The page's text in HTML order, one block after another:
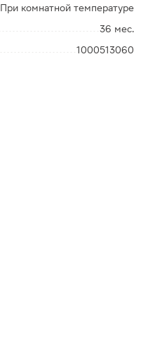
При комнатной температуре
36 мес.
1000513060